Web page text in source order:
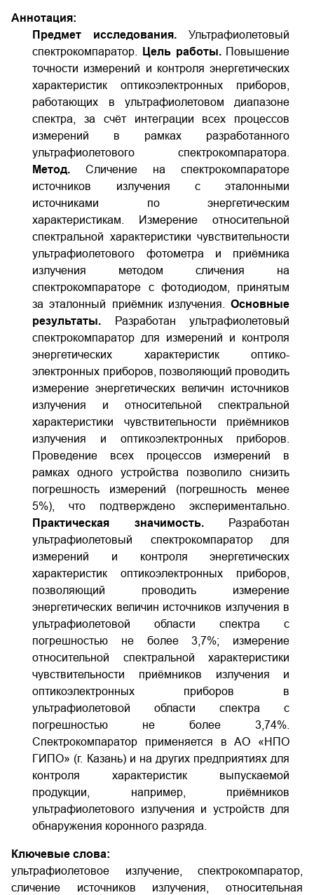
Аннотация:
Предмет исследования. Ультрафиолетовый
спектрокомпаратор.
Цель работы.Повышение
точности измерений и контроля энергетических
характеристик оптико­электронных приборов,
работающих в ультрафиолетовом диапазоне
спектра, за счёт интеграции всех процессов
измерений в рамках разработанного
ультрафиолетового спектрокомпаратора.
Метод.Сличение на спектрокомпараторе
источников излучения с эталонными
источниками по энергетическим
характеристикам. Измерение относительной
спектральной характеристики чувствительности
ультрафиолетового фотометра и приёмника
излучения методом сличения на
спектрокомпараторе с фотодиодом, принятым
за эталонный приёмник излучения.Основные
результаты.
Разработан ультрафиолетовый
спектрокомпаратор для измерений и контроля
энергетических характеристик оптико­
электронных приборов, позволяющий проводить
измерение энергетических величин источников
излучения и относительной спектральной
характеристики чувствительности приёмников
излучения и оптико­электронных приборов.
Проведение всех процессов измерений в
рамках одного устройства позволило снизить
погрешность измерений (погрешность менее
5%), что подтверждено экспериментально.
Практическая значимость.Разработан
ультрафиолетовый спектрокомпаратор для
измерений и контроля энергетических
характеристик оптико­электронных приборов,
позволяющий проводить измерение
энергетических величин источников излучения в
ультрафиолетовой области спектра с
погрешностью не более 3,7%; измерение
относительной спектральной характеристики
чувствительности приёмников излучения и
оптико­электронных приборов в
ультрафиолетовой области спектра с
погрешностью не более 3,74%.
Спектрокомпаратор применяется в АО «НПО
ГИПО» (г. Казань) и на других предприятиях для
контроля характеристик выпускаемой
продукции, например, приёмников
ультрафиолетового излучения и устройств для
обнаружения коронного разряда.
Ключевые слова:
ультрафиолетовое излучение, спектрокомпаратор,
сличение источников излучения, относительная